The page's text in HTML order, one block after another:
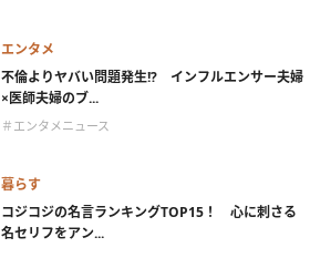
エンタメ
不倫よりヤバい問題発生!? インフルエンサー夫婦
×医師夫婦のブ...
＃エンタメニュース
暮らす
コジコジの名言ランキングTOP15！ 心に刺さる
名セリフをアン...